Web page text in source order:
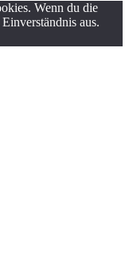
Wenn du die
aus.